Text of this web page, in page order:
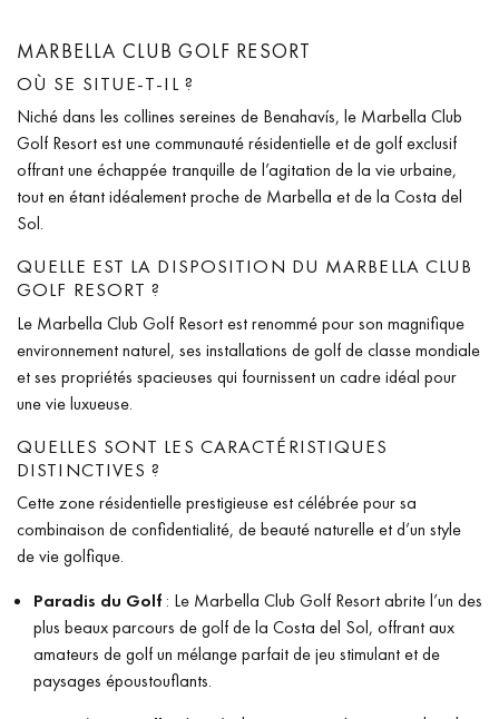
MARBELLA CLUB GOLF RESORT
OÙ SE SITUE-T-IL ?
Niché dans les collines sereines de Benahavís, le Marbella Club
Golf Resort est une communauté résidentielle et de golf exclusif
offrant une échappée tranquille de l’agitation de la vie urbaine,
tout en étant idéalement proche de Marbella et de la Costa del
Sol.
QUELLE EST LA DISPOSITION DU MARBELLA CLUB
GOLF RESORT ?
Le Marbella Club Golf Resort est renommé pour son magnifique
environnement naturel, ses installations de golf de classe mondiale
et ses propriétés spacieuses qui fournissent un cadre idéal pour
une vie luxueuse.
QUELLES SONT LES CARACTÉRISTIQUES
DISTINCTIVES ?
Cette zone résidentielle prestigieuse est célébrée pour sa
combinaison de confidentialité, de beauté naturelle et d’un style
de vie golfique.
Paradis du Golf : Le Marbella Club Golf Resort abrite l’un des
plus beaux parcours de golf de la Costa del Sol, offrant aux
amateurs de golf un mélange parfait de jeu stimulant et de
paysages époustouflants.